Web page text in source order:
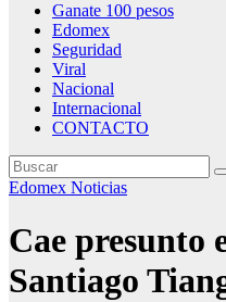
Ganate 100 pesos
Edomex
Seguridad
Viral
Nacional
Internacional
CONTACTO
Edomex Noticias
Cae presunto
Santiago